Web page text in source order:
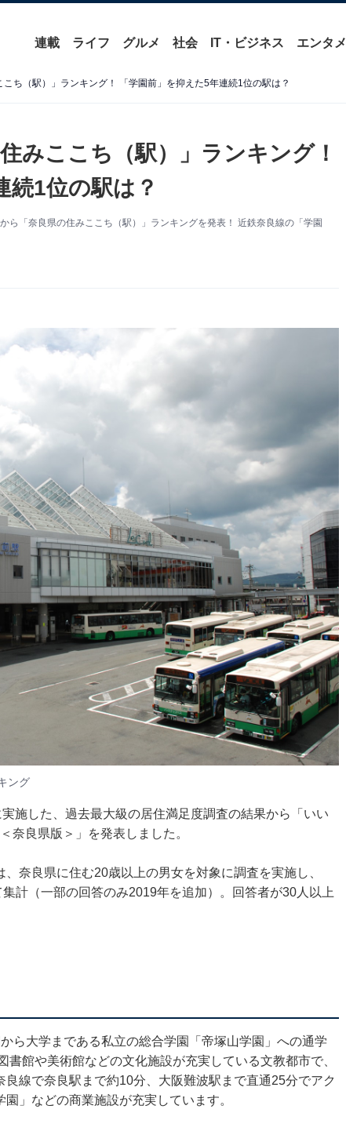
連載 ライフ グルメ 社会 IT・ビジネス エンタメ
ち（駅）」ランキング！ 「学園前」を抑えた5年連続1位の駅は？
みここち（駅）」ランキング！
続1位の駅は？
ら「奈良県の住みここち（駅）」ランキングを発表！ 近鉄奈良線の「学園
ング
施した、過去最大級の居住満足度調査の結果から「いい
奈良県版＞」を発表しました。
奈良県に住む20歳以上の男女を対象に調査を実施し、
計（一部の回答のみ2019年を追加）。回答者が30人以上
ら大学まである私立の総合学園「帝塚山学園」への通学
館や美術館などの文化施設が充実している文教都市で、
線で奈良駅まで約10分、大阪難波駅まで直通25分でアク
」などの商業施設が充実しています。